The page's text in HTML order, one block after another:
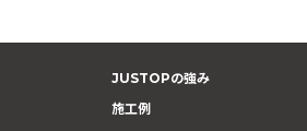
JUSTOPの強み
施工例